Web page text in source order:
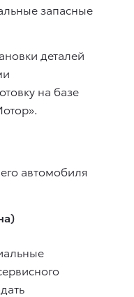
запасные
деталей
на базе
автомобиля